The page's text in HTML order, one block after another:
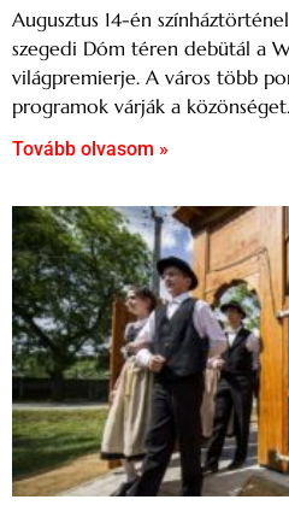
Augusztus 14-én
szegedi Dóm téren debütál a
világpremierje. A város több
programok várják a közönséget.
Tovább olvasom »